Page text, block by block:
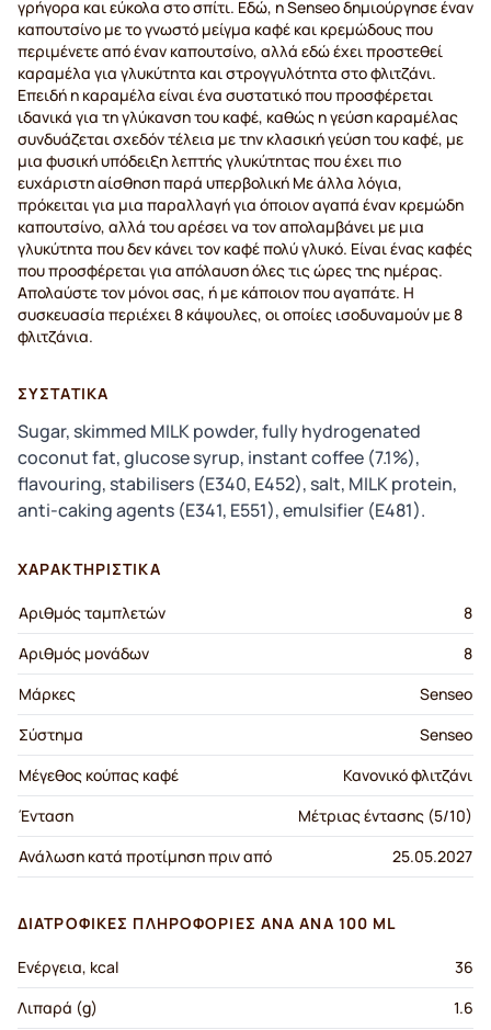
γρήγορα και εύκολα στο σπίτι. Εδώ, η Senseo δημιούργησε έναν
καπουτσίνο με το γνωστό μείγμα καφέ και κρεμώδους που
περιμένετε από έναν καπουτσίνο, αλλά εδώ έχει προστεθεί
καραμέλα για γλυκύτητα και στρογγυλότητα στο φλιτζάνι.
Επειδή η καραμέλα είναι ένα συστατικό που προσφέρεται
ιδανικά για τη γλύκανση του καφέ, καθώς η γεύση καραμέλας
συνδυάζεται σχεδόν τέλεια με την κλασική γεύση του καφέ, με
μια φυσική υπόδειξη λεπτής γλυκύτητας που έχει πιο
ευχάριστη αίσθηση παρά υπερβολική Με άλλα λόγια,
πρόκειται για μια παραλλαγή για όποιον αγαπά έναν κρεμώδη
καπουτσίνο, αλλά του αρέσει να τον απολαμβάνει με μια
γλυκύτητα που δεν κάνει τον καφέ πολύ γλυκό. Είναι ένας καφές
που προσφέρεται για απόλαυση όλες τις ώρες της ημέρας.
Απολαύστε τον μόνοι σας, ή με κάποιον που αγαπάτε. Η
συσκευασία περιέχει 8 κάψουλες, οι οποίες ισοδυναμούν με 8
φλιτζάνια.
ΣΥΣΤΑΤΙΚΆ
Sugar, skimmed MILK powder, fully hydrogenated
coconut fat, glucose syrup, instant coffee (7.1%),
flavouring, stabilisers (E340, E452), salt, MILK protein,
anti-caking agents (E341, E551), emulsifier (E481).
ΧΑΡΑΚΤΗΡΙΣΤΙΚΆ
Αριθμός ταμπλετών
8
Αριθμός μονάδων
8
Μάρκες
Senseo
Σύστημα
Senseo
Μέγεθος κούπας καφέ
Κανονικό φλιτζάνι
Ένταση
Μέτριας έντασης (5/10)
Ανάλωση κατά προτίμηση πριν από
25.05.2027
ΔΙΑΤΡΟΦΙΚΈΣ ΠΛΗΡΟΦΟΡΊΕΣ ΑΝΆ ΑΝΆ 100 ML
Ενέργεια, kcal
36
Λιπαρά (g)
1.6